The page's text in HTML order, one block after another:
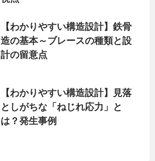
【わかりやすい構造設計】鉄骨
造の基本～ブレースの種類と設
計の留意点
【わかりやすい構造設計】見落
としがちな「ねじれ応力」と
は？発生事例